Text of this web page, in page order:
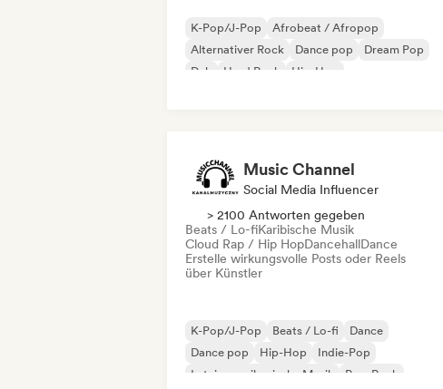
K-Pop/J-Pop
Afrobeat / Afropop
Alternativer Rock
Dance pop
Dream Pop
Dub
Hard Rock Hip-Hop
Music Channel
Social Media Influencer
> 2100 Antworten gegeben
Beats / Lo-fiKaribische Musik
Cloud Rap / Hip HopDancehallDance
Erstelle wirkungsvolle Posts oder Reels
über Künstler
K-Pop/J-Pop Beats / Lo-fi
Dance
Dance pop
Hip-Hop
Indie-Pop
Lateinamerikanische Musik
Pop-Rock